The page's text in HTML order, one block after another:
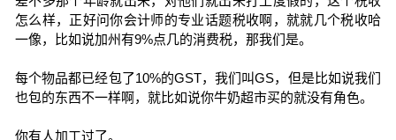
怎么样，正好问你会计师的专业话题税收啊，就就几个税收哈
一像，比如说加州有9%点几的消费税，那我们是。
每个物品都已经包了10%的GST，我们叫GS，但是比如说我们
也包的东西不一样啊，就比如说你牛奶超市买的就没有角色。
你有人加工过了。